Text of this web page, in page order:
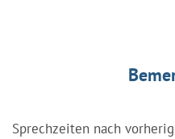
Sprechzeiten nach